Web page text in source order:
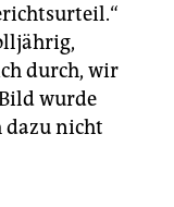
durch, wir
wurde
dazu nicht